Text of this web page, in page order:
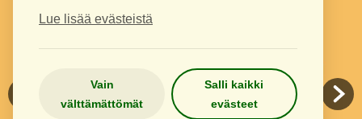
Lue lisää evästeistä
Vain
välttämättömät
Salli kaikki
evästeet